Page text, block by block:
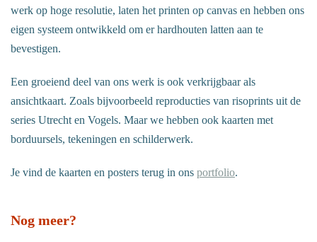
werk op hoge resolutie, laten het printen op canvas en hebben ons
eigen systeem ontwikkeld om er hardhouten latten aan te
bevestigen.
Een groeiend deel van ons werk is ook verkrijgbaar als
ansichtkaart. Zoals bijvoorbeeld reproducties van risoprints uit de
series Utrecht en Vogels. Maar we hebben ook kaarten met
borduursels, tekeningen en schilderwerk.
Je vind de kaarten en posters terug in ons portfolio.
Nog meer?